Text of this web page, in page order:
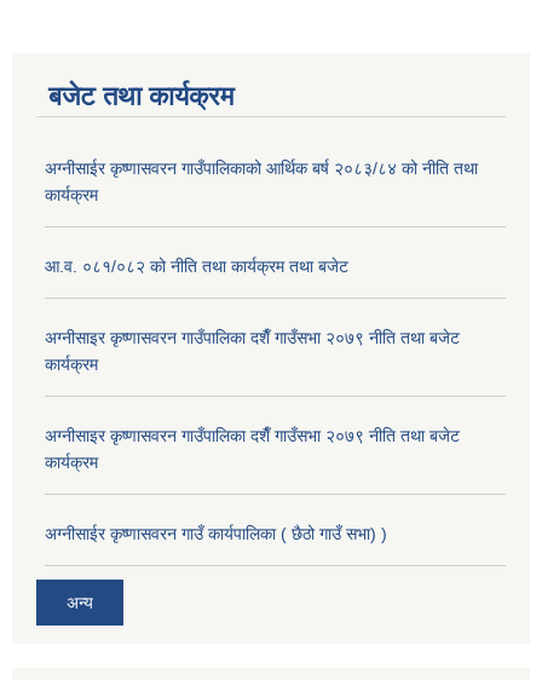
बजेट तथा कार्यक्रम
अग्नीसाईर कृष्णासवरन गाउँपालिकाको आर्थिक बर्ष २०८३/८४ को नीति तथा
कार्यक्रम
आ.व. ०८१/०८२ को नीति तथा कार्यक्रम तथा बजेट
अग्नीसाइर कृष्णासवरन गाउँपालिका दशैँ गाउँसभा २०७९ नीति तथा बजेट
कार्यक्रम
अग्नीसाइर कृष्णासवरन गाउँपालिका दशैँ गाउँसभा २०७९ नीति तथा बजेट
कार्यक्रम
अग्नीसाईर कृष्णासवरन गाउँ कार्यपालिका ( छैठो गाउँ सभा) )
अन्य